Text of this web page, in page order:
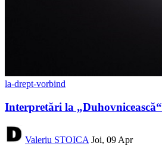
la-drept-vorbind
Interpretări la „Duhovnicească“
Valeriu STOICA Joi, 09 Apr